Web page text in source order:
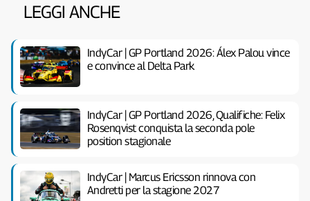
LEGGI ANCHE
IndyCar | GP Portland 2026: Álex Palou vince
e convince al Delta Park
IndyCar | GP Portland 2026, Qualifiche: Felix
Rosenqvist conquista la seconda pole
position stagionale
IndyCar | Marcus Ericsson rinnova con
Andretti per la stagione 2027